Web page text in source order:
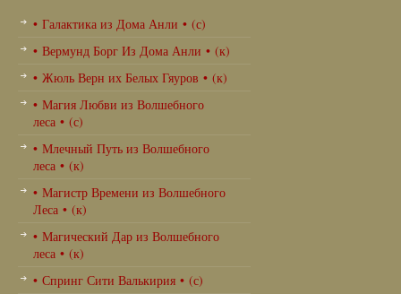
• Галактика из Дома Анли • (с)
• Вермунд Борг Из Дома Анли • (к)
• Жюль Верн их Белых Гяуров • (к)
• Магия Любви из Волшебного
леса • (с)
• Млечный Путь из Волшебного
леса • (к)
• Магистр Времени из Волшебного
Леса • (к)
• Магический Дар из Волшебного
леса • (к)
• Спринг Сити Валькирия • (с)